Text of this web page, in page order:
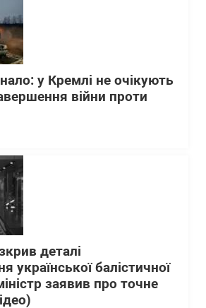
у Кремлі не очікують
війни проти
деталі
української балістичної
заявив про точне